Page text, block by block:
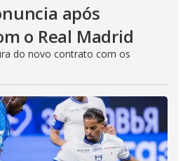
após
o Real Madrid
do novo contrato com os